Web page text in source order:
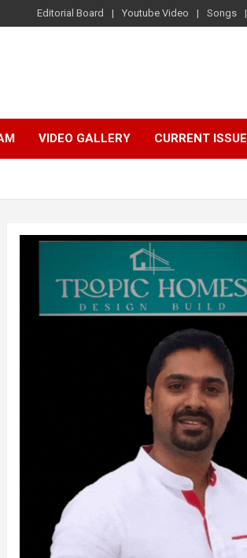
Editorial Board Youtube Video Songs
VIDEO GALLERY CURRENT ISSUE